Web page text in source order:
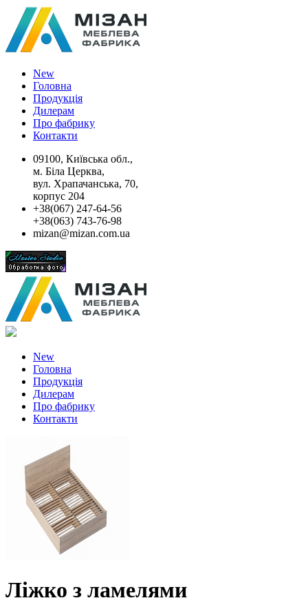
New
Головна
Продукція
Дилерам
Про фабрику
Контакти
09100, Київська обл.,
м. Біла Церква,
вул. Храпачанська, 70,
корпус 204
+38(067) 247-64-56
+38(063) 743-76-98
mizan@mizan.com.ua
New
Головна
Продукція
Дилерам
Про фабрику
Контакти
Ліжко з ламелями